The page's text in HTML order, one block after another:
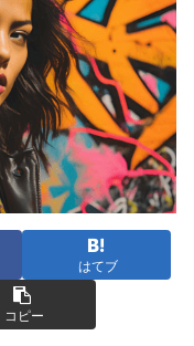
はてブ
コピー